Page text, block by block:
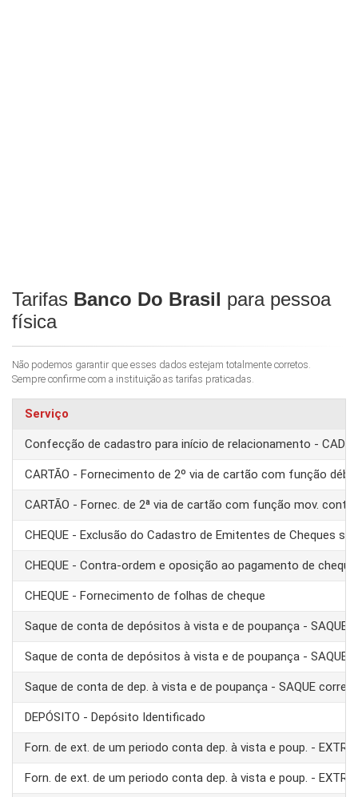
Tarifas Banco Do Brasil para pessoa
física
Não podemos garantir que esses dados estejam totalmente corretos.
Sempre confirme com a instituição as tarifas praticadas.
Serviço
Confecção de cadastro para início de relacionamento -
CARTÃO - Fornecimento de 2º via de cartão com função
CARTÃO - Fornec. de 2ª via de cartão com função mov. conta
CHEQUE - Exclusão do Cadastro de Emitentes de Cheques
CHEQUE - Contra-ordem e oposição ao pagamento de cheque
CHEQUE - Fornecimento de folhas de cheque
Saque de conta de depósitos à vista e de poupança - SAQUE
Saque de conta de depósitos à vista e de poupança - SAQUE
Saque de conta de dep. à vista e de poupança - SAQUE
DEPÓSITO - Depósito Identificado
Forn. de ext. de um periodo conta dep. à vista e poup. -
Forn. de ext. de um periodo conta dep. à vista e poup. -